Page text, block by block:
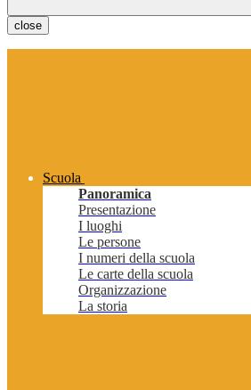
close
Scuola
Panoramica
Presentazione
I luoghi
Le persone
I numeri della scuola
Le carte della scuola
Organizzazione
La storia